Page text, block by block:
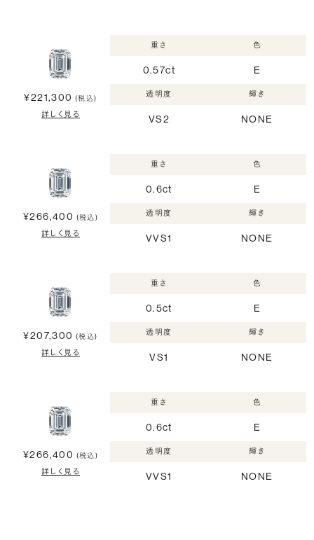
¥221,300 (税込)
詳しく見る
重さ
0.57ct
色
E
透明度
VS2
輝き
NONE
¥266,400 (税込)
詳しく見る
重さ
0.6ct
色
E
透明度
VVS1
輝き
NONE
¥207,300 (税込)
詳しく見る
重さ
0.5ct
色
E
透明度
VS1
輝き
NONE
¥266,400 (税込)
詳しく見る
重さ
0.6ct
色
E
透明度
VVS1
輝き
NONE